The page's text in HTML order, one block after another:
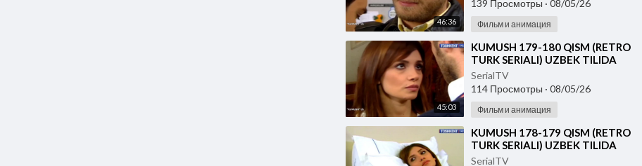
46:36
139 Просмотры · 08/05/26
Фильм и анимация
45:03
⁣KUMUSH 179-180 QISM (RETRO
TURK SERIALI) UZBEK TILIDA
SerialTV
114 Просмотры · 08/05/26
Фильм и анимация
⁣KUMUSH 178-179 QISM (RETRO
TURK SERIALI) UZBEK TILIDA
SerialTV